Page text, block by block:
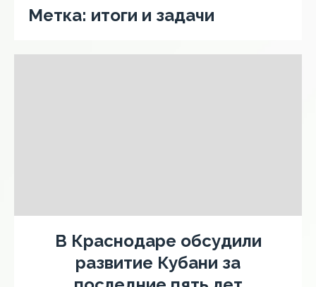
Метка: итоги и задачи
В Краснодаре обсудили
развитие Кубани за